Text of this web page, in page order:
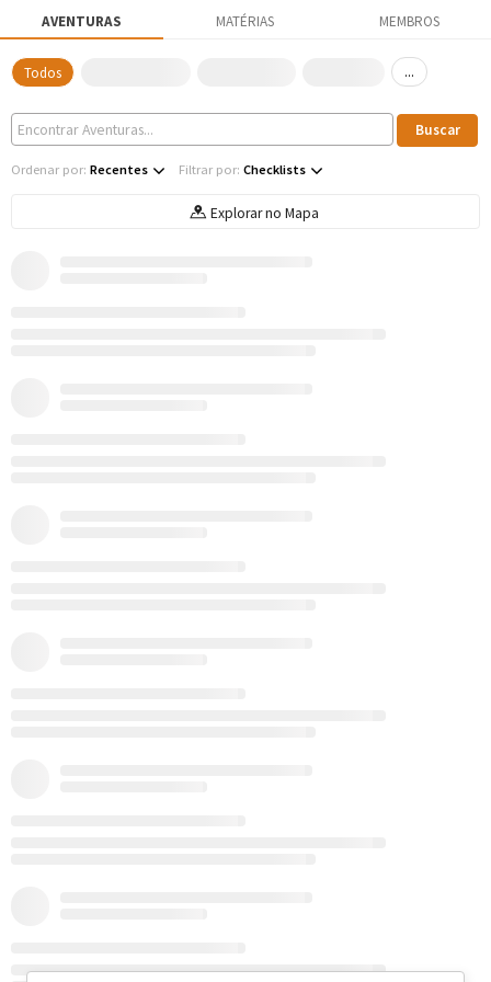
AVENTURAS MATÉRIAS MEMBROS
Todos ...
Ordenar por: Recentes Filtrar por: Checklists
Explorar no Mapa